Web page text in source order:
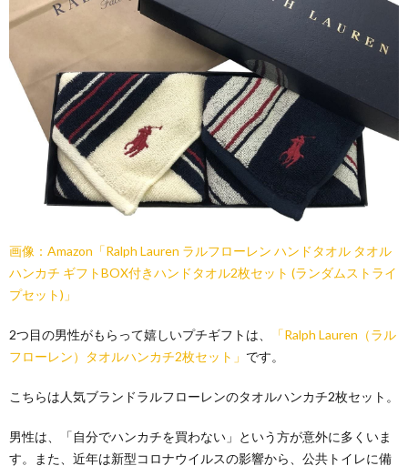
画像：Amazon「Ralph Lauren ラルフローレン ハンドタオル タオル
ハンカチ ギフトBOX付きハンドタオル2枚セット (ランダムストライ
プセット)」
2つ目の男性がもらって嬉しいプチギフトは、
「Ralph Lauren（ラル
フローレン）タオルハンカチ2枚セット」 です。
こちらは人気ブランドラルフローレンのタオルハンカチ2枚セット。
男性は、「自分でハンカチを買わない」という方が意外に多くいま
す。また、近年は新型コロナウイルスの影響から、公共トイレに備